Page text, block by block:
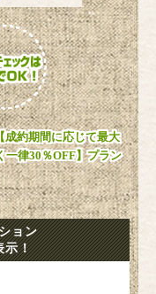
成約期間に応じて最大
一律30％OFF】プラン
ョン
示！